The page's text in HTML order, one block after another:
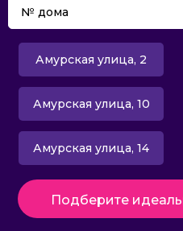
Амурская улица, 2
Амурская улица, 10
Амурская улица, 14
Подберите